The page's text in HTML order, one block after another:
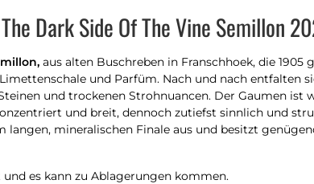
Dark Side Of The Vine Semillon
aus alten Buschreben in Franschhoek, die
und Parfüm. Nach und nach entfalten
und trockenen Strohnuancen. Der Gaumen
und breit, dennoch zutiefst sinnlich und
mineralischen Finale aus und besitzt
es kann zu Ablagerungen kommen.